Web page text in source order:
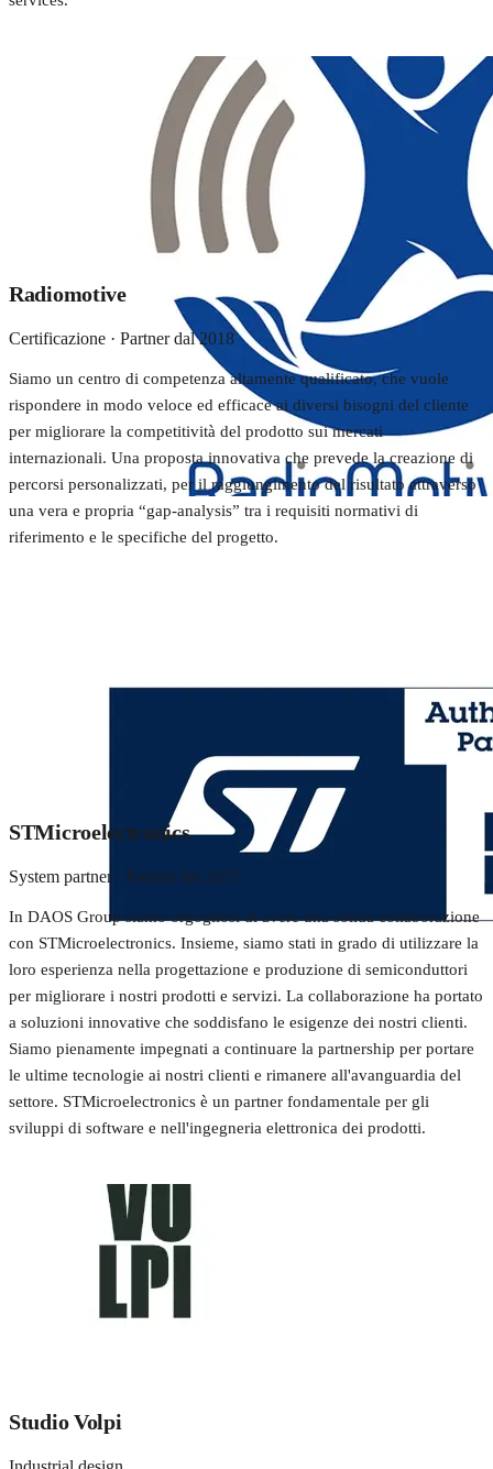
Radiomotive
Certificazione · Partner dal 2018
Siamo un centro di competenza altamente qualificato, che vuole
rispondere in modo veloce ed efficace ai diversi bisogni del cliente
per migliorare la competitività del prodotto sui mercati
internazionali. Una proposta innovativa che prevede la creazione di
percorsi personalizzati, per il raggiungimento del risultato attraverso
una vera e propria “gap-analysis” tra i requisiti normativi di
riferimento e le specifiche del progetto.
STMicroelectronics
System partner · Partner dal 2017
In DAOS Group siamo orgogliosi di avere una solida collaborazione
con STMicroelectronics. Insieme, siamo stati in grado di utilizzare la
loro esperienza nella progettazione e produzione di semiconduttori
per migliorare i nostri prodotti e servizi. La collaborazione ha portato
a soluzioni innovative che soddisfano le esigenze dei nostri clienti.
Siamo pienamente impegnati a continuare la partnership per portare
le ultime tecnologie ai nostri clienti e rimanere all'avanguardia del
settore. STMicroelectronics è un partner fondamentale per gli
sviluppi di software e nell'ingegneria elettronica dei prodotti.
Studio Volpi